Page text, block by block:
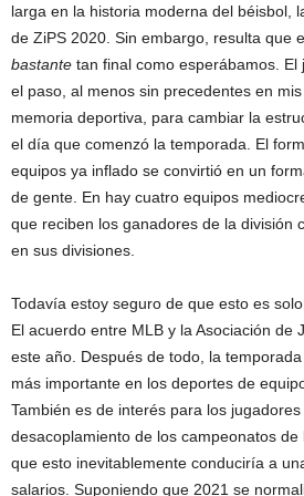
larga en la historia moderna del béisbol,
de ZiPS 2020. Sin embargo, resulta que
bastante tan final como esperábamos. El
el paso, al menos sin precedentes en
memoria deportiva, para cambiar la
el día que comenzó la temporada. El
equipos ya inflado se convirtió en un
de gente. En hay cuatro equipos
que reciben los ganadores de la división
en sus divisiones.
Todavía estoy seguro de que esto es
El acuerdo entre MLB y la Asociación de
este año. Después de todo, la
más importante en los deportes de
También es de interés para los
desacoplamiento de los campeonatos
que esto inevitablemente conduciría a
salarios. Suponiendo que 2021 se